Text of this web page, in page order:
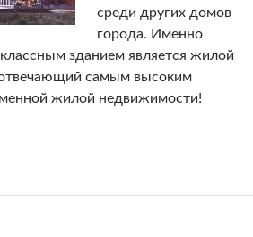
среди других домов
города. Именно
зданием является жилой
самым высоким
жилой недвижимости!
«Сити»